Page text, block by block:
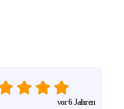
vor 6 Jahren